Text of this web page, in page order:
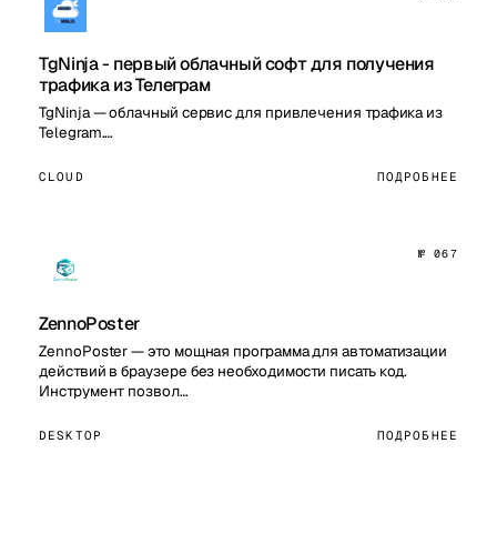
TgNinja - первый облачный софт для получения
трафика из Телеграм
TgNinja — облачный сервис для привлечения трафика из
Telegram.…
CLOUD ПОДРОБНЕЕ
№ 067
ZennoPoster
ZennoPoster — это мощная программа для автоматизации
действий в браузере без необходимости писать код.
Инструмент позвол…
DESKTOP ПОДРОБНЕЕ